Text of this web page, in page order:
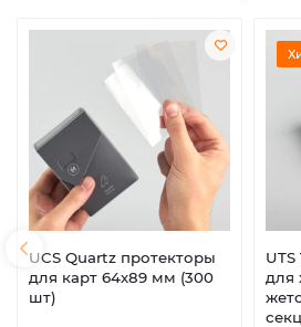
UCS Quartz протекторы
для карт 64х89 мм (300
шт)
для